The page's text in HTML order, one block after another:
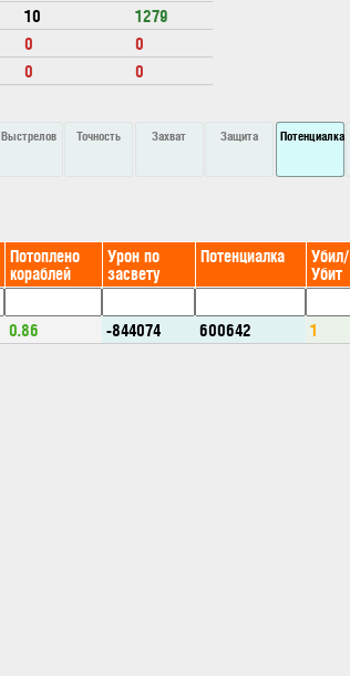
10
1279
0
0
0 0
Выстрелов Точность Захват Защита Потенциалка
Потоплено
кораблей
Урон по
засвету
Потенциалка Убил/
Убит
0.86 -844074 600642 1